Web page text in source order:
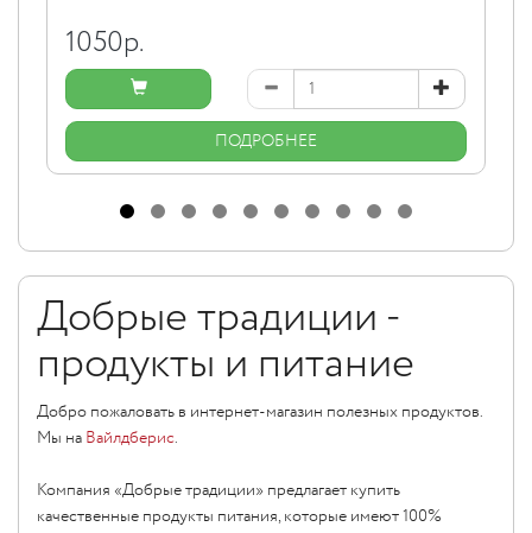
1050р.
ПОДРОБНЕЕ
Добрые традиции -
продукты и питание
Добро пожаловать в интернет-магазин полезных продуктов.
Мы на Вайлдберис.
Компания «Добрые традиции» предлагает купить
качественные продукты питания, которые имеют 100%